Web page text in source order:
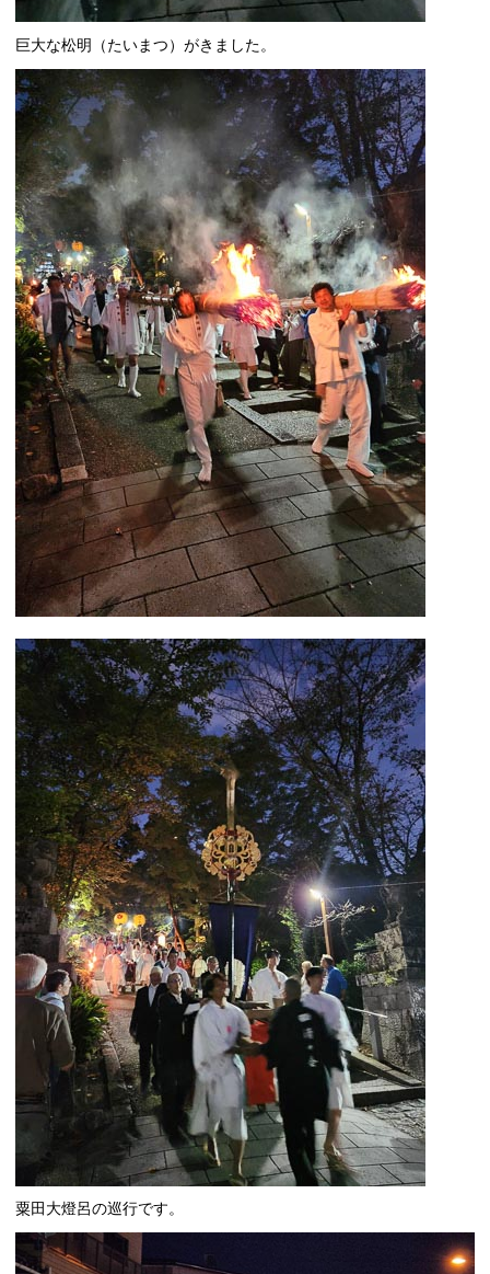
巨大な松明（たいまつ）がきました。
粟田大燈呂の巡行です。